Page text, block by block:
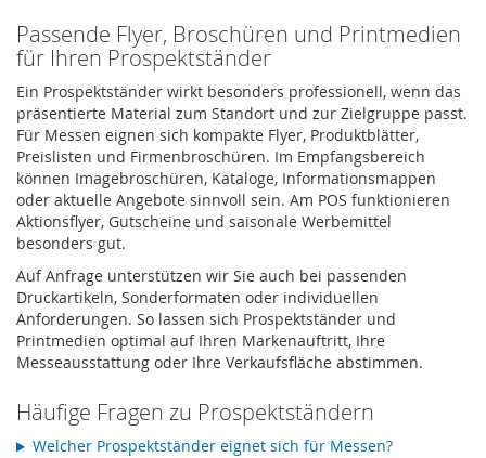
Passende Flyer, Broschüren und Printmedien
für Ihren Prospektständer
Ein Prospektständer wirkt besonders professionell, wenn das
präsentierte Material zum Standort und zur Zielgruppe passt.
Für Messen eignen sich kompakte Flyer, Produktblätter,
Preislisten und Firmenbroschüren. Im Empfangsbereich
können Imagebroschüren, Kataloge, Informationsmappen
oder aktuelle Angebote sinnvoll sein. Am POS funktionieren
Aktionsflyer, Gutscheine und saisonale Werbemittel
besonders gut.
Auf Anfrage unterstützen wir Sie auch bei passenden
Druckartikeln, Sonderformaten oder individuellen
Anforderungen. So lassen sich Prospektständer und
Printmedien optimal auf Ihren Markenauftritt, Ihre
Messeausstattung oder Ihre Verkaufsfläche abstimmen.
Häufige Fragen zu Prospektständern
Welcher Prospektständer eignet sich für Messen?